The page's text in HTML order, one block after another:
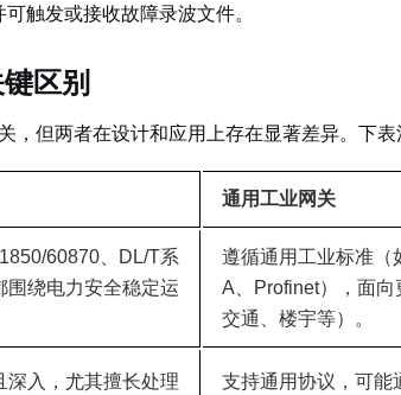
触发或接收故障录波文件。
区别
，但两者在设计和应用上存在显著差异。下表
通用工业网关
60870、DL/T系
围绕电力安全稳定运
遵循通用工业标准
A、Profinet），面向
交通、楼宇等）。
深入，尤其擅长处理
支持通用协议，可能